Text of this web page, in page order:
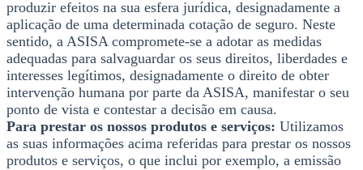
produzir efeitos na sua esfera jurídica, designadamente a
aplicação de uma determinada cotação de seguro. Neste
sentido, a ASISA compromete-se a adotar as medidas
adequadas para salvaguardar os seus direitos, liberdades e
interesses legítimos, designadamente o direito de obter
intervenção humana por parte da ASISA, manifestar o seu
ponto de vista e contestar a decisão em causa.
Para prestar os nossos produtos e serviços: Utilizamos
as suas informações acima referidas para prestar os nossos
produtos e serviços, o que inclui por exemplo, a emissão